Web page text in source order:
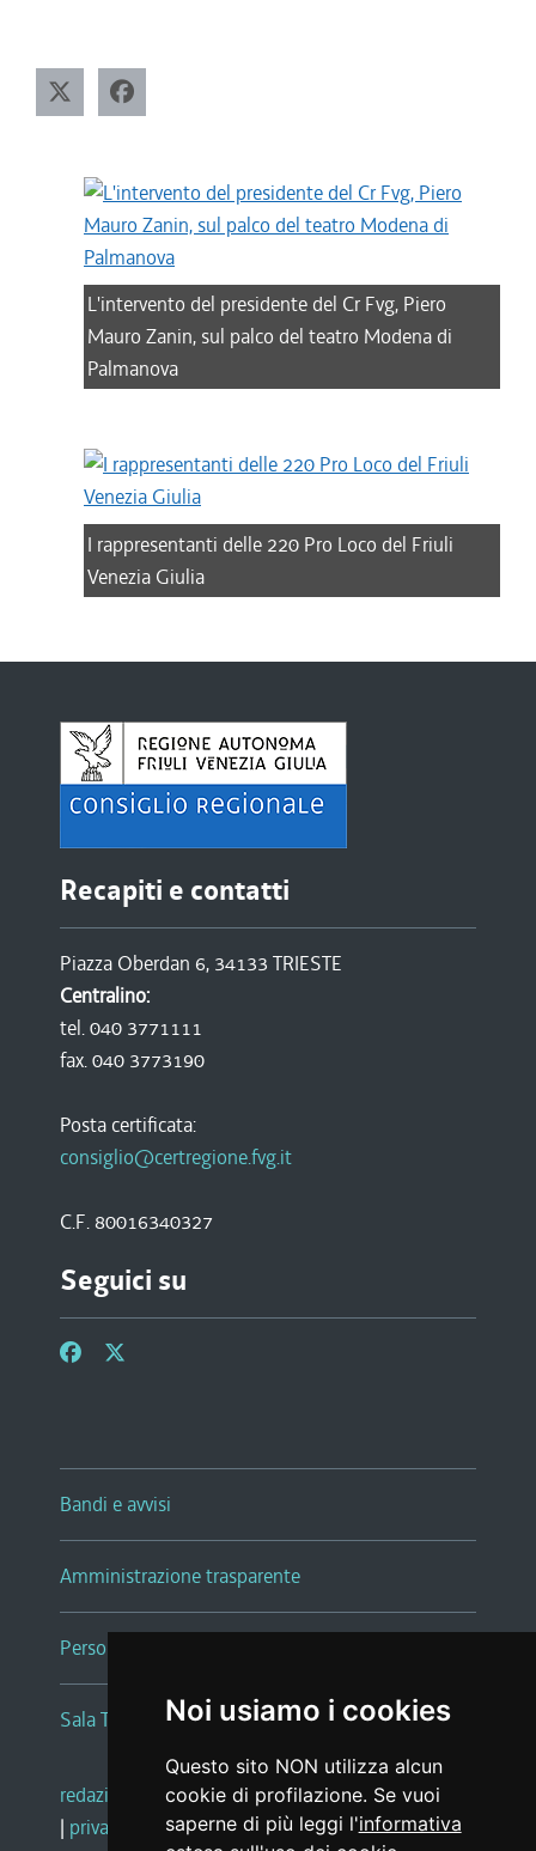
Noi usiamo i cookies
Questo sito NON utilizza alcun
cookie di profilazione. Se vuoi
saperne di più leggi l'informativa
L'intervento del presidente del Cr Fvg, Piero
Mauro Zanin, sul palco del teatro Modena di
Palmanova
I rappresentanti delle 220 Pro Loco del Friuli
Venezia Giulia
Recapiti e contatti
Piazza Oberdan 6, 34133 TRIESTE
Centralino:
tel. 040 3771111
fax. 040 3773190
Posta certificata:
consiglio@certregione.fvg.it
C.F. 80016340327
Seguici su
Bandi e avvisi
Amministrazione trasparente
Persone e Uffici
Sala Tiziano Tessitori
redazione web |note legali |glossario
| privacy
social media policy